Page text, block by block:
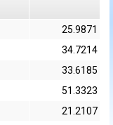
25.9871
34.7214
33.6185
51.3323
21.2107